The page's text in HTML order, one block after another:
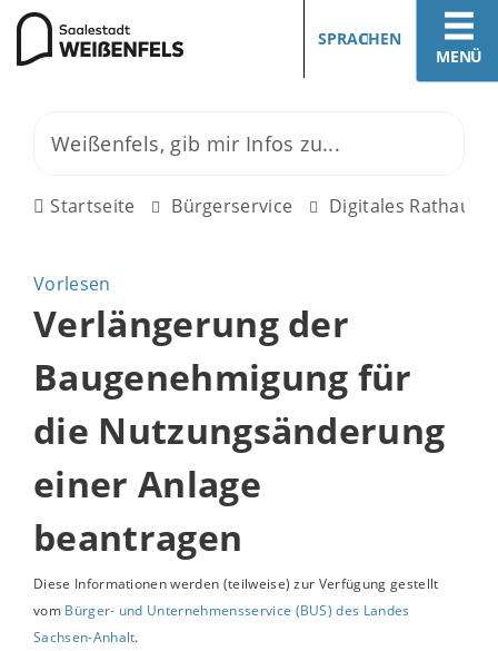
MENÜ
SPRACHEN
Startseite Bürgerservice Digitales Rathaus
Vorlesen
Verlängerung der
Baugenehmigung für
die Nutzungsänderung
einer Anlage
beantragen
Diese Informationen werden (teilweise) zur Verfügung gestellt
vom Bürger- und Unternehmensservice (BUS) des Landes
Sachsen-Anhalt.